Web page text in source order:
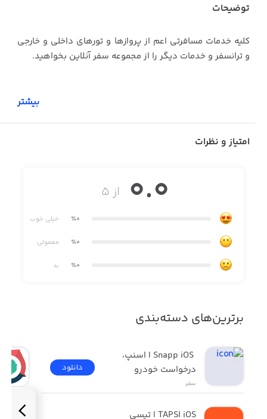
توضیحات
کلیه خدمات مسافرتی اعم از پروازها و تورهای داخلی و خارجی
و ترانسفر و خدمات دیگر را از مجموعه سفر آنلاین بخواهید.
بیشتر
امتیاز و نظرات
از ۵ 0.0
٪0 خیلی خوب
٪0 معمولی
٪0 بد
برترین‌های دسته‌بندی
درخواست خودرو
سفر
دانلود